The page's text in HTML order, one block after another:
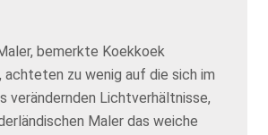
bemerkte Koekkoek
zu wenig auf die sich im
verändernden Lichtverhältnisse,
Maler das weiche